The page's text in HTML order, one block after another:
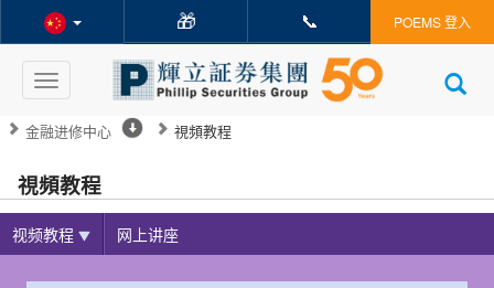
🎁 📞 POEMS 登入
Toggle
navigation
金融进修中心 視頻教程
視頻教程
视频教程 网上讲座